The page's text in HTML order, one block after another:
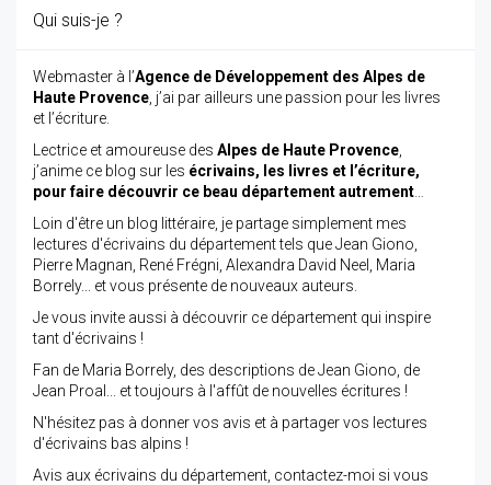
Qui suis-je ?
Webmaster à l’Agence de Développement des Alpes de
Haute Provence , j’ai par ailleurs une passion pour les livres
et l’écriture.
Lectrice et amoureuse des Alpes de Haute Provence
j’anime ce blog sur les écrivains, les livres et l’écriture,
pour faire découvrir ce beau département autrement
Loin d'être un blog littéraire, je partage simplement mes
lectures d'écrivains du département tels que Jean Giono,
Pierre Magnan, René Frégni, Alexandra David Neel, Maria
Borrely... et vous présente de nouveaux auteurs.
Je vous invite aussi à découvrir ce département qui inspire
tant d'écrivains !
Fan de Maria Borrely, des descriptions de Jean Giono, de
Jean Proal... et toujours à l'affût de nouvelles écritures !
N'hésitez pas à donner vos avis et à partager vos lectures
d'écrivains bas alpins !
Avis aux écrivains du département, contactez-moi si vous